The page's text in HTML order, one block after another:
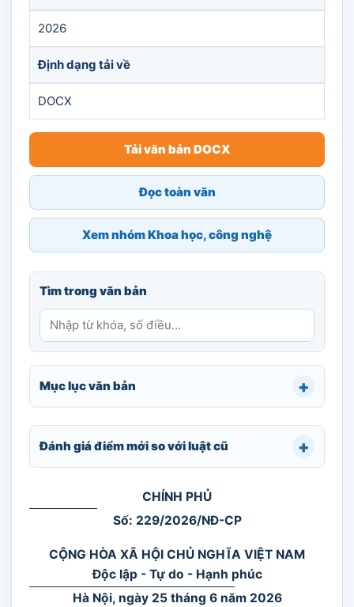
2026
Định dạng tải về
DOCX
Tải văn bản DOCX
Đọc toàn văn
Xem nhóm Khoa học, công nghệ
Tìm trong văn bản
Mục lục văn bản
Đánh giá điểm mới so với luật cũ
CHÍNH PHỦ
Số: 229/2026/NĐ-CP
CỘNG HÒA XÃ HỘI CHỦ NGHĨA VIỆT NAM
Độc lập - Tự do - Hạnh phúc
Hà Nội, ngày 25 tháng 6 năm 2026